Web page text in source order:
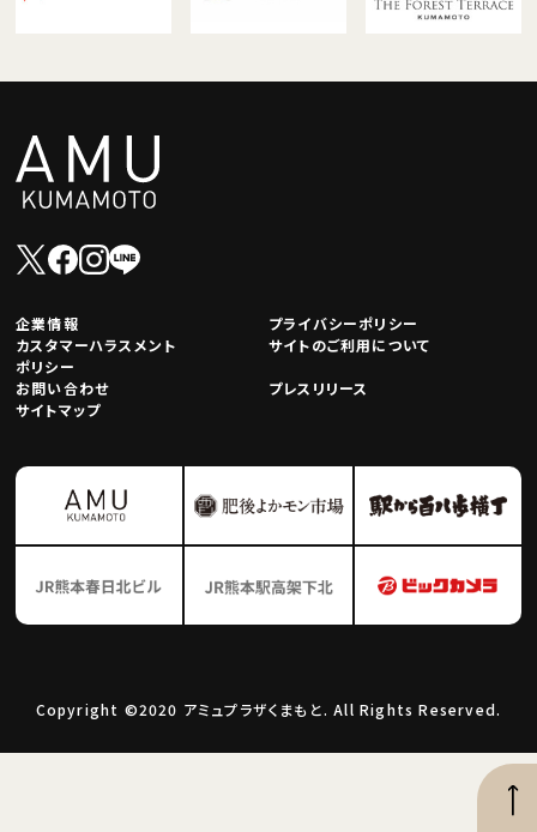
企業情報
プライバシーポリシー
カスタマーハラスメント
ポリシー
サイトのご利用について
お問い合わせ
プレスリリース
サイトマップ
Copyright ©2020 アミュプラザくまもと. All Rights Reserved.